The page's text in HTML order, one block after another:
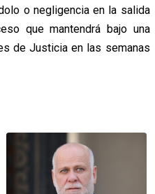
o negligencia en la salida
que mantendrá bajo una
de Justicia en las semanas